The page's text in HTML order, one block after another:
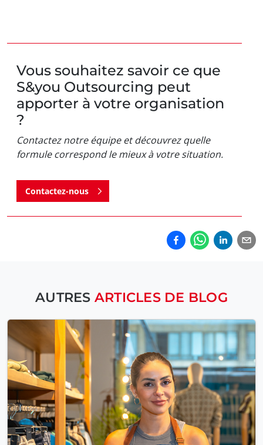
Vous souhaitez savoir ce que
S&you Outsourcing peut
apporter à votre organisation
?
Contactez notre équipe et découvrez quelle
formule correspond le mieux à votre situation.
Contactez-nous
AUTRES ARTICLES DE BLOG